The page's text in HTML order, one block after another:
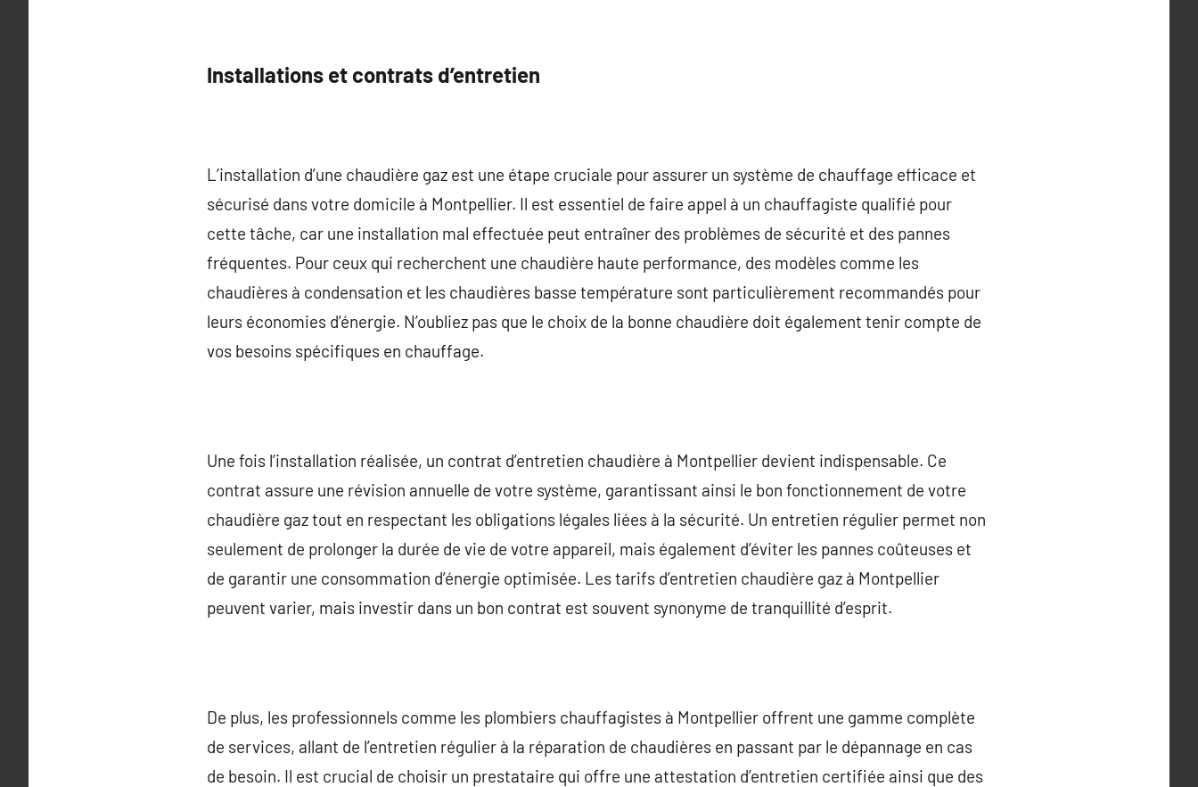
Installations et contrats d’entretien
L’installation d’une chaudière gaz est une étape cruciale pour assurer un système de chauffage efficace et
sécurisé dans votre domicile à Montpellier. Il est essentiel de faire appel à un chauffagiste qualifié pour
cette tâche, car une installation mal effectuée peut entraîner des problèmes de sécurité et des pannes
fréquentes. Pour ceux qui recherchent une chaudière haute performance, des modèles comme les
chaudières à condensation et les chaudières basse température sont particulièrement recommandés pour
leurs économies d’énergie. N’oubliez pas que le choix de la bonne chaudière doit également tenir compte de
vos besoins spécifiques en chauffage.
Une fois l’installation réalisée, un contrat d’entretien chaudière à Montpellier devient indispensable. Ce
contrat assure une révision annuelle de votre système, garantissant ainsi le bon fonctionnement de votre
chaudière gaz tout en respectant les obligations légales liées à la sécurité. Un entretien régulier permet non
seulement de prolonger la durée de vie de votre appareil, mais également d’éviter les pannes coûteuses et
de garantir une consommation d’énergie optimisée. Les tarifs d’entretien chaudière gaz à Montpellier
peuvent varier, mais investir dans un bon contrat est souvent synonyme de tranquillité d’esprit.
De plus, les professionnels comme les plombiers chauffagistes à Montpellier offrent une gamme complète
de services, allant de l’entretien régulier à la réparation de chaudières en passant par le dépannage en cas
de besoin. Il est crucial de choisir un prestataire qui offre une attestation d’entretien certifiée ainsi que des